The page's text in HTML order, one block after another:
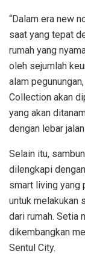
“Dalam era new
saat yang tepat
rumah yang
oleh sejumlah
alam
Collection akan
yang akan
dengan lebar
Selain itu,
dilengkapi
smart living yang
untuk melakukan
dari rumah. Setia
dikembangkan
Sentul City.